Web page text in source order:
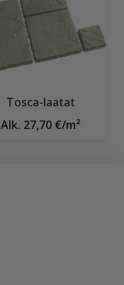
Tosca-laatat
Alk. 27,70 €/m²